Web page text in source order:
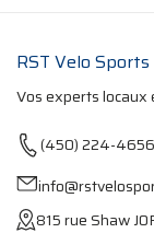
RST Velo Sports
Vos experts locaux
(450) 224-4656
815 rue Shaw